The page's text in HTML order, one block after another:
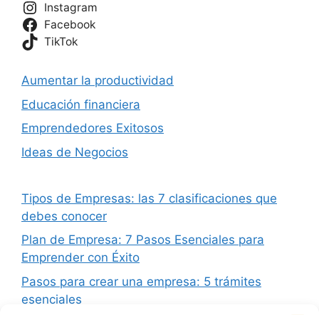
Instagram
Facebook
TikTok
Aumentar la productividad
Educación financiera
Emprendedores Exitosos
Ideas de Negocios
Tipos de Empresas: las 7 clasificaciones que
debes conocer
Plan de Empresa: 7 Pasos Esenciales para
Emprender con Éxito
Pasos para crear una empresa: 5 trámites
esenciales